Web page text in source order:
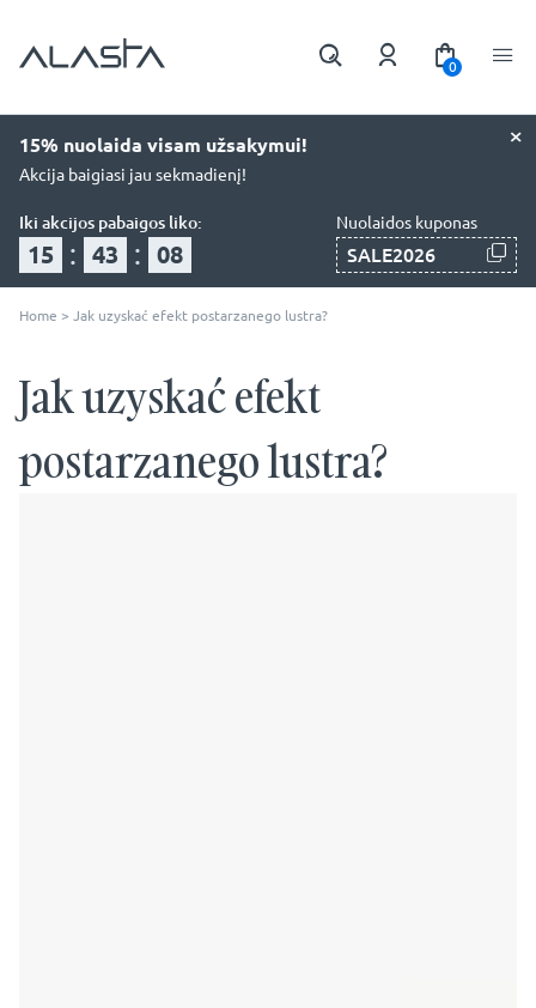
0
×
15% nuolaida visam užsakymui!
Akcija baigiasi jau sekmadienį!
Iki akcijos pabaigos liko:
15 : 43 : 06
Nuolaidos kuponas
SALE2026
Home > Jak uzyskać efekt postarzanego lustra?
Jak uzyskać efekt
postarzanego lustra?